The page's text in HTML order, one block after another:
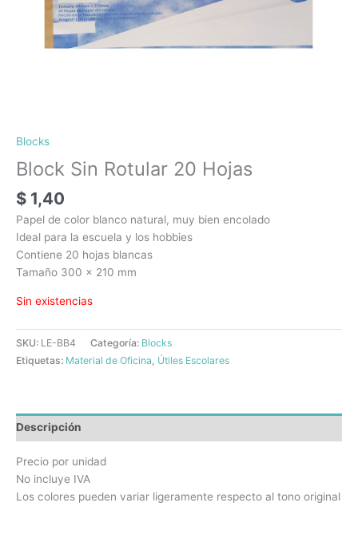
Blocks
Block Sin Rotular 20 Hojas
$ 1,40
Papel de color blanco natural, muy bien encolado
Ideal para la escuela y los hobbies
Contiene 20 hojas blancas
Tamaño 300 x 210 mm
Sin existencias
SKU: LE-BB4 Categoría: Blocks
Etiquetas: Material de Oficina Útiles Escolares
Descripción
Precio por unidad
No incluye IVA
Los colores pueden variar ligeramente respecto al tono original